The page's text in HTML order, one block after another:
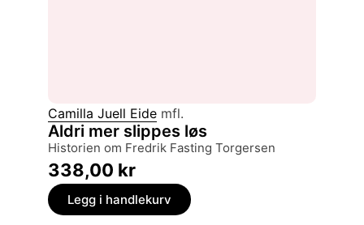
Camilla Juell Eide mfl.
Aldri mer slippes løs
historien om Fredrik Fasting Torgersen
338,00 kr
Legg i handlekurv